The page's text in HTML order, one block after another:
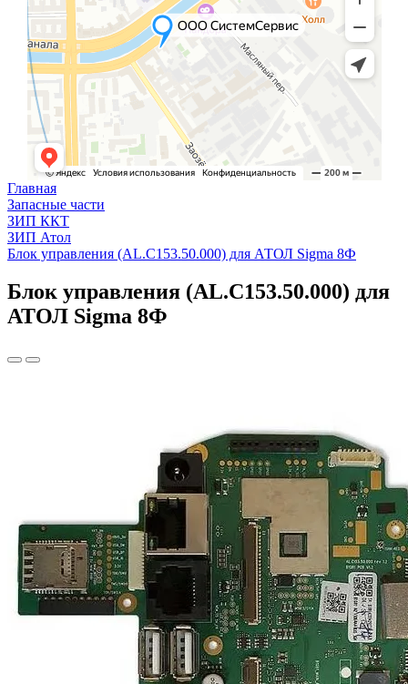
Главная
Запасные части
ЗИП ККТ
ЗИП Атол
Блок управления (AL.C153.50.000) для АТОЛ Sigma 8Ф
Блок управления (AL.C153.50.000) для
АТОЛ Sigma 8Ф